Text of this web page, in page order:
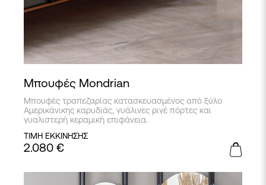
Μπουφές Mondrian
Μπουφές τραπεζαρίας κατασκευασμένος από ξύλο
Αμερικάνικης καρυδιάς, γυάλινες ριγέ πόρτες και
γυαλιστερή κεραμική επιφάνεια.
ΤΙΜΗ ΕΚΚΙΝΗΣΗΣ
2.080 €